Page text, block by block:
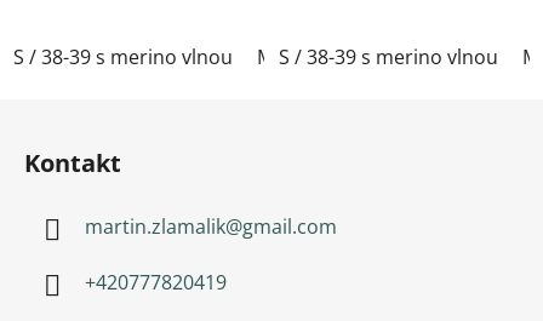
S / 38-39 s merino vlnou M / 40-41 s merino vlnou L
S / 38-39 s merino vlnou
Kontakt
martin.zlamalik@gmail.com
+420777820419